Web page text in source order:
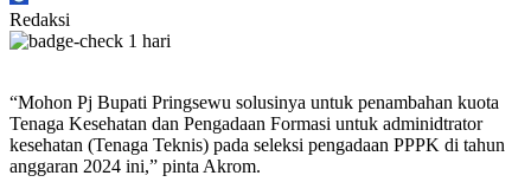
Redaksi
1 hari
“Mohon Pj Bupati Pringsewu solusinya untuk penambahan kuota
Tenaga Kesehatan dan Pengadaan Formasi untuk adminidtrator
kesehatan (Tenaga Teknis) pada seleksi pengadaan PPPK di tahun
anggaran 2024 ini,” pinta Akrom.